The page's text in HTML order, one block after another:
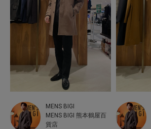
MENS BIGI
MENS BIGI 熊本鶴屋百
貨店